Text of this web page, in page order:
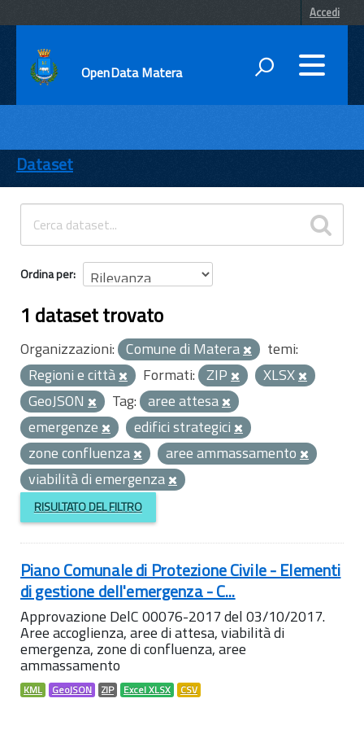
Accedi
OpenData Matera
ENTI
TEMI
INFORMAZIONI
Dataset
Ordina per
1 dataset trovato
Organizzazioni: Comune di Matera
temi:
Regioni e città
Formati: ZIP
XLSX
GeoJSON
Tag: aree attesa
emergenze
edifici strategici
zone confluenza
aree ammassamento
viabilità di emergenza
RISULTATO DEL FILTRO
Piano Comunale di Protezione Civile - Elementi
di gestione dell'emergenza - C...
Approvazione DelC 00076-2017 del 03/10/2017.
Aree accoglienza, aree di attesa, viabilità di
emergenza, zone di confluenza, aree
ammassamento
KML GeoJSON ZIP Excel XLSX CSV